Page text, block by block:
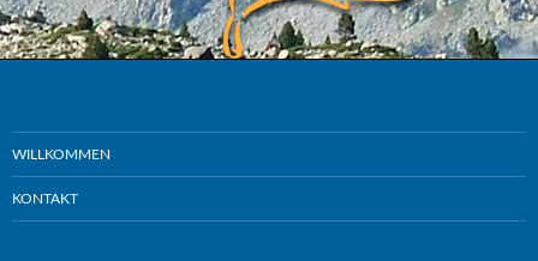
WILLKOMMEN
KONTAKT